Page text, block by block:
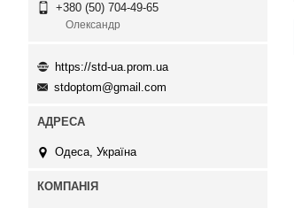
+380 (50) 704-49-65
Олександр
https://std-ua.prom.ua
stdoptom@gmail.com
Одеса, Україна